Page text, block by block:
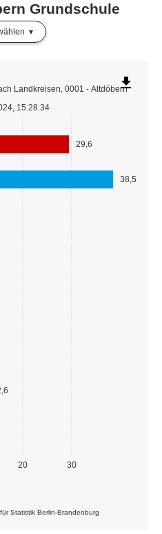
Grundschule
20 30
29,6
38,5
Statistik Berlin-Brandenburg
Landkreisen, 0001 - Altdöbern
15:28:34
file_download